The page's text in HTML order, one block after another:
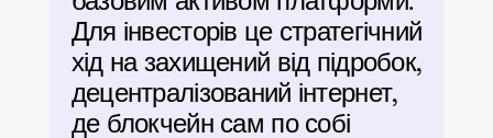
Для інвесторів це стратегічний
хід на захищений від підробок,
децентралізований інтернет,
де блокчейн сам по собі